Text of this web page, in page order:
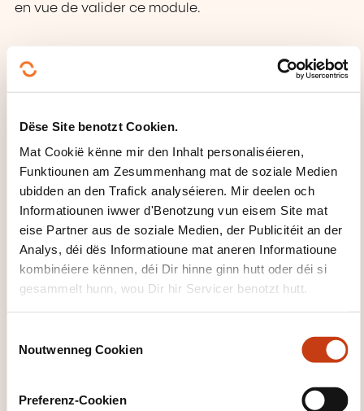
Dëse Site benotzt Cookien.
Mat Cookië kënne mir den Inhalt personaliséieren,
Funktiounen am Zesummenhang mat de soziale Medien
ubidden an den Trafick analyséieren. Mir deelen och
Informatiounen iwwer d'Benotzung vun eisem Site mat
eise Partner aus de soziale Medien, der Publicitéit an der
Analys, déi dës Informatioune mat aneren Informatioune
kombinéiere kënnen, déi Dir hinne ginn hutt oder déi si
gesammelt hunn, wou Dir hir Servicer benotzt hutt.
Noutwenneg Cookien
Preferenz-Cookien
en vue de valider ce module.
Wéi kann een
d'Formatiounsinstitut
kontaktéieren?
LLLC
formation@lllc.lu
Méi iwwer den Formatiounsinstitut:
Luxembourg Lifelong Learning Centre